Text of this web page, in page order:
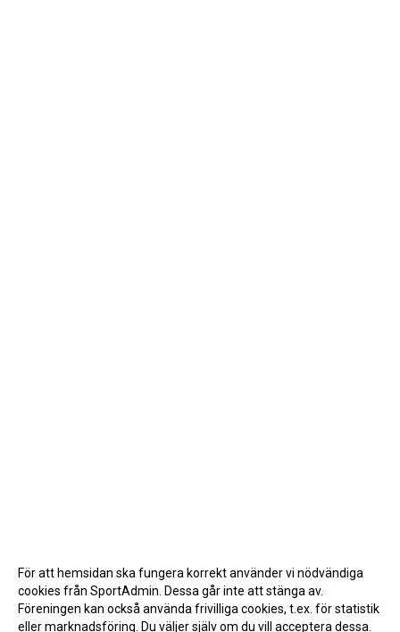
För att hemsidan ska fungera korrekt använder vi nödvändiga
cookies från SportAdmin. Dessa går inte att stänga av.
Föreningen kan också använda frivilliga cookies, t.ex. för statistik
eller marknadsföring. Du väljer själv om du vill acceptera dessa.